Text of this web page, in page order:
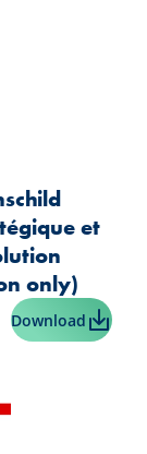
et
only)
Download